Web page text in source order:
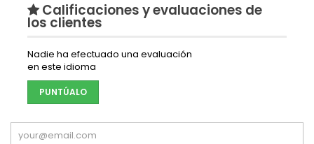
Calificaciones y evaluaciones de
los clientes
Nadie ha efectuado una evaluación
en este idioma
PUNTÚALO